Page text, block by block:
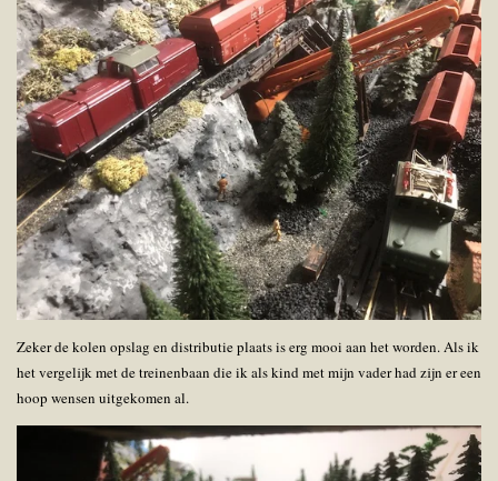
Zeker de kolen opslag en distributie plaats is erg mooi aan het worden. Als ik
het vergelijk met de treinenbaan die ik als kind met mijn vader had zijn er een
hoop wensen uitgekomen al.